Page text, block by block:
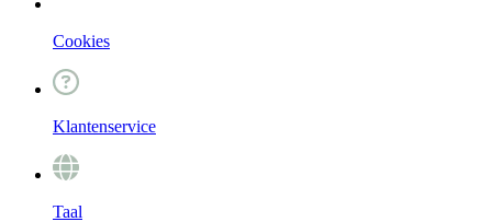
Cookies
Klantenservice
Taal